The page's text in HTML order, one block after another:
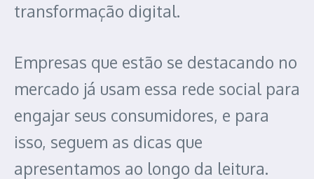
transformação digital.
Empresas que estão se destacando no
mercado já usam essa rede social para
engajar seus consumidores, e para
isso, seguem as dicas que
apresentamos ao longo da leitura.